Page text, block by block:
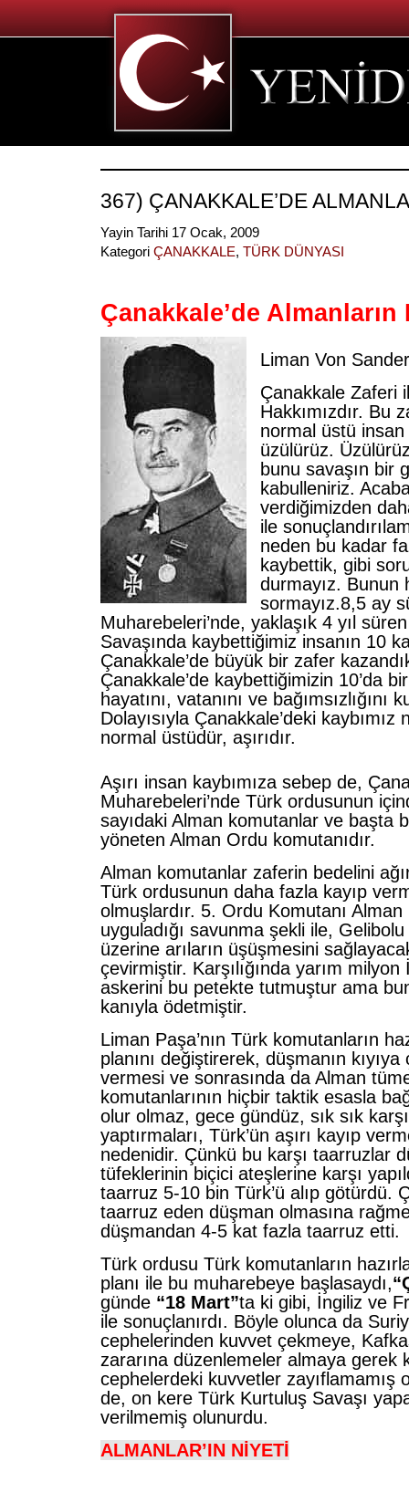
367) ÇANAKKALE’DE
Yayin Tarihi 17 Ocak, 2009
Kategori ÇANAKKALE, TÜRK DÜNYASI
Çanakkale’de Almanların
Liman Von
Çanakkale Zaferi
Hakkımızdır. Bu
normal üstü insan
üzülürüz.
bunu savaşın bir
kabulleniriz.
verdiğimizden
ile
neden bu kadar
kaybettik, gibi
durmayız. Bunun
sormayız.8,5 ay
Muharebeleri’nde, yaklaşık 4 yıl
Savaşında kaybettiğimiz insanın 10
Çanakkale’de büyük bir zafer
Çanakkale’de kaybettiğimizin 10’da
hayatını, vatanını ve bağımsızlığını
Dolayısıyla Çanakkale’deki kaybımız
normal üstüdür, aşırıdır.
Aşırı insan kaybımıza sebep de,
Muharebeleri’nde Türk ordusunun
sayıdaki Alman komutanlar ve başta
yöneten Alman Ordu komutanıdır.
Alman komutanlar zaferin bedelini
Türk ordusunun daha fazla kayıp
olmuşlardır. 5. Ordu Komutanı
uyguladığı savunma şekli ile, Gelibolu
üzerine arıların üşüşmesini
çevirmiştir. Karşılığında yarım milyon
askerini bu petekte tutmuştur ama
kanıyla ödetmiştir.
Liman Paşa’nın Türk komutanların
planını değiştirerek, düşmanın kıyıya
vermesi ve sonrasında da Alman
komutanlarının hiçbir taktik esasla
olur olmaz, gece gündüz, sık sık
yaptırmaları, Türk’ün aşırı kayıp
nedenidir. Çünkü bu karşı taarruzlar
tüfeklerinin biçici ateşlerine karşı
taarruz 5-10 bin Türk’ü alıp götürdü.
taarruz eden düşman olmasına
düşmandan 4-5 kat fazla taarruz etti.
Türk ordusu Türk komutanların
planı ile bu muharebeye başlasaydı,
günde “18 Mart”ta ki gibi, İngiliz ve
ile sonuçlanırdı. Böyle olunca da
cephelerinden kuvvet çekmeye,
zararına düzenlemeler almaya gerek
cephelerdeki kuvvetler zayıflamamış
de, on kere Türk Kurtuluş Savaşı
verilmemiş olunurdu.
ALMANLAR’IN NİYETİ